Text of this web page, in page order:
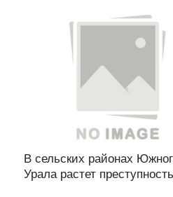
В сельских районах
Урала растет